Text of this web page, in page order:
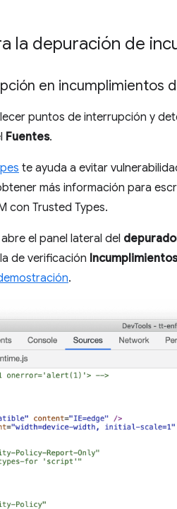
la depuración de
en incumplimientos
puntos de interrupción y
Fuentes.
te ayuda a evitar
más información para
con Trusted Types.
el panel lateral del
de verificación
.